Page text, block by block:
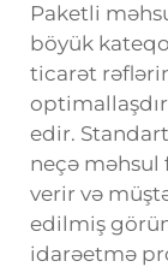
Paketli
böyük
ticarət
edir.
neçə məhsul
verir və
edilmiş
idarəetmə